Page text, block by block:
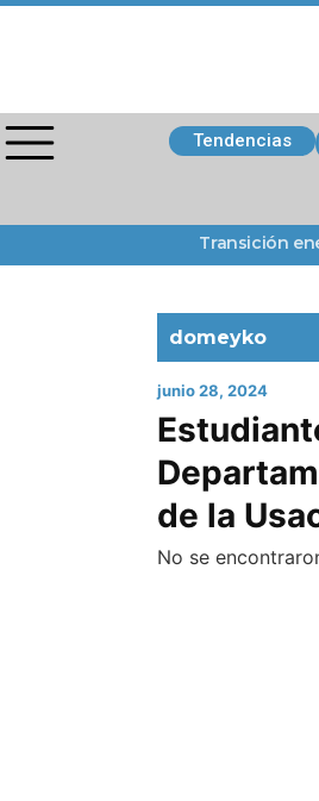
Tendencias
Transición
domeyko
junio 28, 2024
de la
No se